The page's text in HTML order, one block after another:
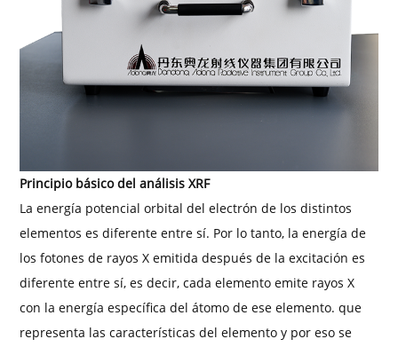
Principio básico del análisis XRF
La energía potencial orbital del electrón de los distintos
elementos es diferente entre sí. Por lo tanto, la energía de
los fotones de rayos X emitida después de la excitación es
diferente entre sí, es decir, cada elemento emite rayos X
con la energía específica del átomo de ese elemento. que
representa las características del elemento y por eso se